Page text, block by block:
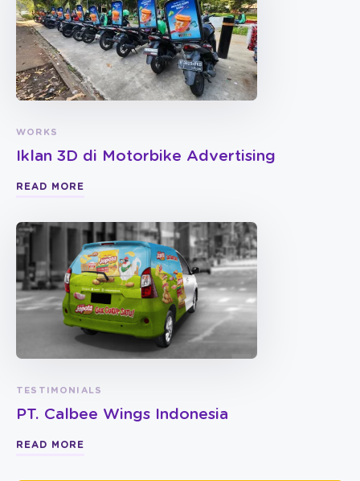
WORKS
Iklan 3D di Motorbike Advertising
READ MORE
TESTIMONIALS
PT. Calbee Wings Indonesia
READ MORE